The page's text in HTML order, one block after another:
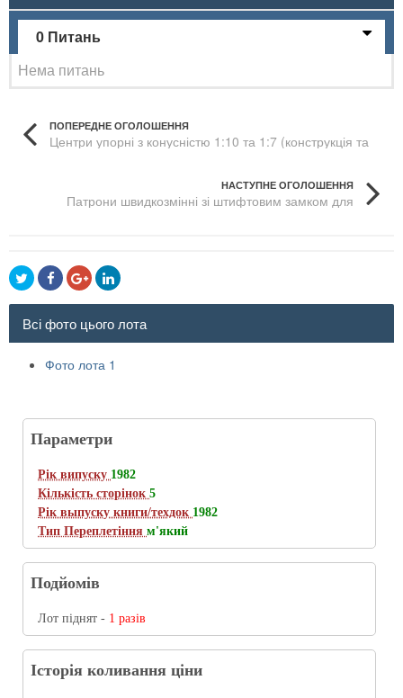
0 Питань
Нема питань
ПОПЕРЕДНЕ ОГОЛОШЕННЯ
Центри упорні з конусністю 1:10 та 1:7 (конструкція та
НАСТУПНЕ ОГОЛОШЕННЯ
Патрони швидкозмінні зі штифтовим замком для
Всі фото цього лота
Фото лота 1
Параметри
Рік випуску 1982
Кількість сторінок 5
Рік выпуску книги/техдок 1982
Тип Переплетіння м'який
Подйомів
Лот піднят - 1 разів
Історія коливання ціни